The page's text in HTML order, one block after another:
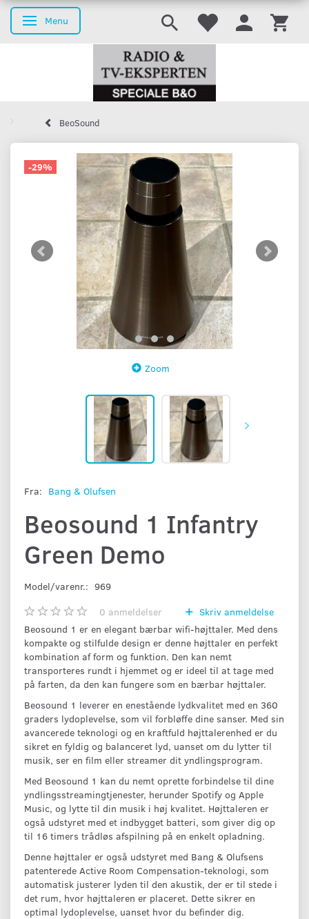
Skifte navigation
Menu
BeoSound
-29%
Zoom
Fra: Bang & Olufsen
Beosound 1 Infantry
Green Demo
Model/varenr.: 969
0 anmeldelser
Skriv anmeldelse
Beosound 1 er en elegant bærbar wifi-højttaler. Med dens
kompakte og stilfulde design er denne højttaler en perfekt
kombination af form og funktion. Den kan nemt
transporteres rundt i hjemmet og er ideel til at tage med
på farten, da den kan fungere som en bærbar højttaler.
Beosound 1 leverer en enestående lydkvalitet med en 360
graders lydoplevelse, som vil forbløffe dine sanser. Med sin
avancerede teknologi og en kraftfuld højttalerenhed er du
sikret en fyldig og balanceret lyd, uanset om du lytter til
musik, ser en film eller streamer dit yndlingsprogram.
Med Beosound 1 kan du nemt oprette forbindelse til dine
yndlingsstreamingtjenester, herunder Spotify og Apple
Music, og lytte til din musik i høj kvalitet. Højttaleren er
også udstyret med et indbygget batteri, som giver dig op
til 16 timers trådløs afspilning på en enkelt opladning.
Denne højttaler er også udstyret med Bang & Olufsens
patenterede Active Room Compensation-teknologi, som
automatisk justerer lyden til den akustik, der er til stede i
det rum, hvor højttaleren er placeret. Dette sikrer en
optimal lydoplevelse, uanset hvor du befinder dig.